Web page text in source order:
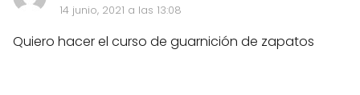
14 junio, 2021 a las 13:08
Quiero hacer el curso de guarnición de zapatos